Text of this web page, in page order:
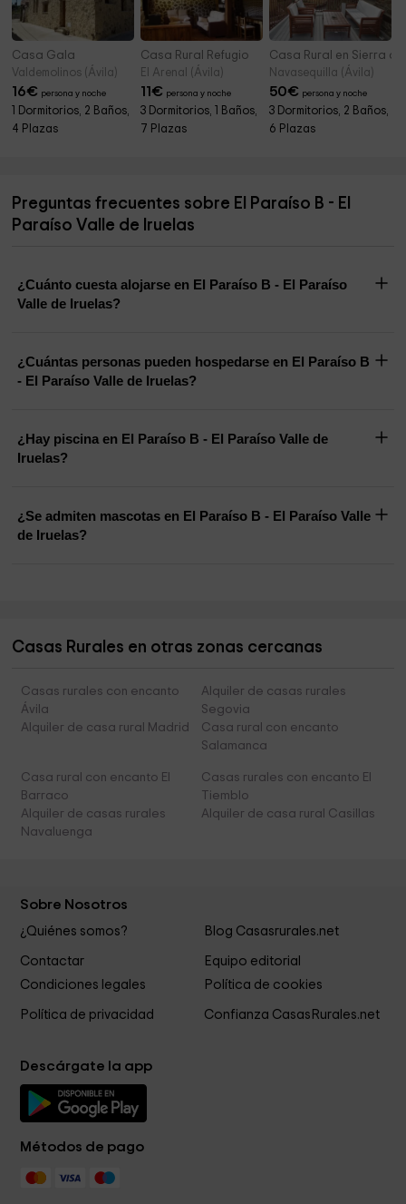
Casa Gala
Valdemolinos (Ávila)
16€ persona y noche
1 Dormitorios, 2 Baños,
4 Plazas
Casa Rural Refugio
El Arenal (Ávila)
11€ persona y noche
3 Dormitorios, 1 Baños,
7 Plazas
Casa Rural en Sierra
Navasequilla (Ávila)
50€ persona y noche
3 Dormitorios, 2 Baños,
6 Plazas
Preguntas frecuentes sobre El Paraíso B - El
Paraíso Valle de Iruelas
¿Cuánto cuesta alojarse en El Paraíso B - El Paraíso
Valle de Iruelas?
¿Cuántas personas pueden hospedarse en El Paraíso B
- El Paraíso Valle de Iruelas?
¿Hay piscina en El Paraíso B - El Paraíso Valle de
Iruelas?
¿Se admiten mascotas en El Paraíso B - El Paraíso Valle
de Iruelas?
Casas Rurales en otras zonas cercanas
Casas rurales con encanto
Ávila
Alquiler de casas rurales
Segovia
Alquiler de casa rural Madrid
Casa rural con encanto
Salamanca
Casa rural con encanto El
Barraco
Casas rurales con encanto El
Tiemblo
Alquiler de casas rurales
Navaluenga
Alquiler de casa rural Casillas
Sobre Nosotros
¿Quiénes somos? Blog Casasrurales.net
Contactar
Equipo editorial
Condiciones legales
Política de cookies
Política de privacidad Confianza CasasRurales.net
Descárgate la app
Métodos de pago